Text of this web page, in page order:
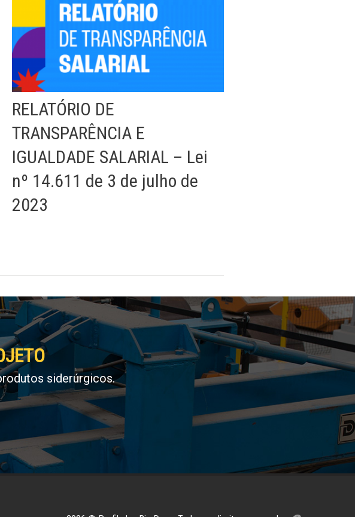
RELATÓRIO DE
TRANSPARÊNCIA E
IGUALDADE SALARIAL – Lei
nº 14.611 de 3 de julho de
2023
siderúrgicos.